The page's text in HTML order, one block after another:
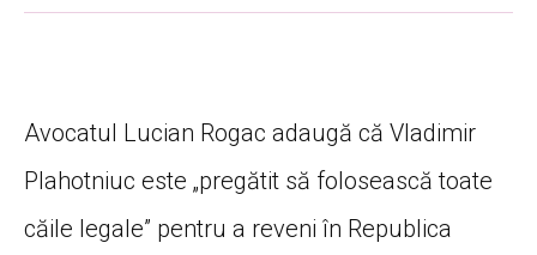
Avocatul Lucian Rogac adaugă că Vladimir
Plahotniuc este „pregătit să folosească toate
căile legale” pentru a reveni în Republica